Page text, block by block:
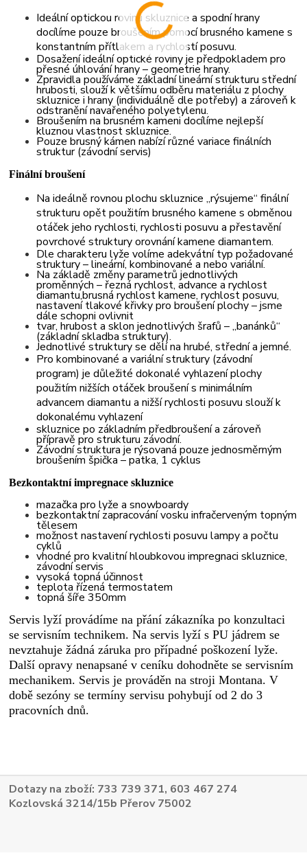
Ideální optickou rovinu skluznice a spodní hrany
docílíme pouze broušením pomocí brusného kamene s
konstantním přítlakem a rychlostí posuvu.
Dosažení ideální optické roviny je předpokladem pro
přesné úhlování hrany – geometrie hrany.
Zpravidla používáme základní lineární strukturu střední
hrubosti, slouží k většímu odběru materiálu z plochy
skluznice i hrany (individuálně dle potřeby) a zároveň k
odstranění navařeného polyetylenu.
Broušením na brusném kameni docílíme nejlepší
kluznou vlastnost skluznice.
Pouze brusný kámen nabízí různé variace finálních
struktur (závodní servis)
Finální broušení
Na ideálně rovnou plochu skluznice „rýsujeme“ finální
strukturu opět použitím brusného kamene s obměnou
otáček jeho rychlosti, rychlosti posuvu a přestavění
povrchové struktury orovnání kamene diamantem.
Dle charakteru lyže volíme adekvátní typ požadované
struktury – lineární, kombinované a nebo variální.
Na základě změny parametrů jednotlivých
proměnných – řezná rychlost, advance a rychlost
diamantu,brusná rychlost kamene, rychlost posuvu,
nastavení tlakové křivky pro broušení plochy – jsme
dále schopni ovlivnit
tvar, hrubost a sklon jednotlivých šrafů – „banánků“
(základní skladba struktury).
Jednotlivé struktury se dělí na hrubé, střední a jemné.
Pro kombinované a variální struktury (závodní
program) je důležité dokonalé vyhlazení plochy
použitím nižších otáček broušení s minimálním
advancem diamantu a nižší rychlosti posuvu slouží k
dokonalému vyhlazení
skluznice po základním předbroušení a zároveň
přípravě pro strukturu závodní.
Závodní struktura je rýsovaná pouze jednosměrným
broušením špička – patka, 1 cyklus
Bezkontaktní impregnace skluznice
mazačka pro lyže a snowboardy
bezkontaktní zapracování vosku infračerveným topným
tělesem
možnost nastavení rychlosti posuvu lampy a počtu
cyklů
vhodné pro kvalitní hloubkovou impregnaci skluznice,
závodní servis
vysoká topná účinnost
teplota řízená termostatem
topná šíře 350mm
Servis lyží provádíme na přání zákazníka po konzultaci
se servisním technikem. Na servis lyží s PU jádrem se
nevztahuje žádná záruka pro případné poškození lyže.
Další opravy nenapsané v ceníku dohodněte se servisním
mechanikem. Servis je prováděn na stroji Montana.V
době sezóny se termíny servisu pohybují od 2 do 3
pracovních dnů.
Dotazy na zboží: 733 739 371, 603 467 274
Kozlovská 3214/15b Přerov 75002